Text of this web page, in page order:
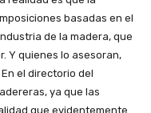
basadas en el
de la madera, que
Y quienes lo asesoran,
el directorio del
ya que las
que evidentemente